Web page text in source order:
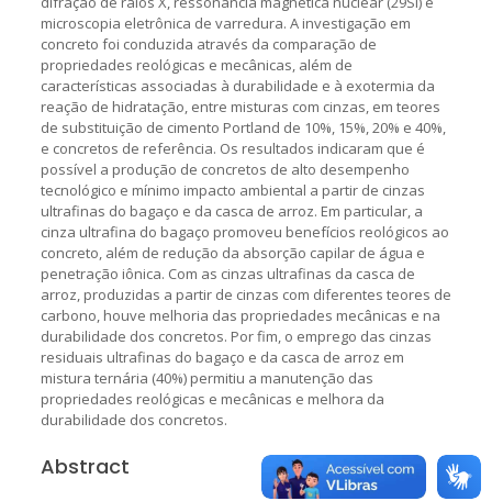
microscopia eletrônica de varredura. A investigação em
concreto foi conduzida através da comparação de
propriedades reológicas e mecânicas, além de
características associadas à durabilidade e à exotermia da
reação de hidratação, entre misturas com cinzas, em teores
de substituição de cimento Portland de 10%, 15%, 20% e 40%,
e concretos de referência. Os resultados indicaram que é
possível a produção de concretos de alto desempenho
tecnológico e mínimo impacto ambiental a partir de cinzas
ultrafinas do bagaço e da casca de arroz. Em particular, a
cinza ultrafina do bagaço promoveu benefícios reológicos ao
concreto, além de redução da absorção capilar de água e
penetração iônica. Com as cinzas ultrafinas da casca de
arroz, produzidas a partir de cinzas com diferentes teores de
carbono, houve melhoria das propriedades mecânicas e na
durabilidade dos concretos. Por fim, o emprego das cinzas
residuais ultrafinas do bagaço e da casca de arroz em
mistura ternária (40%) permitiu a manutenção das
propriedades reológicas e mecânicas e melhora da
durabilidade dos concretos.
Abstract